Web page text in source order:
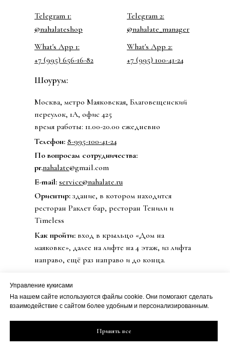
© 2020 Бренд одежды nahalate
Ориентир: здание, в котором находится
ресторан Раклет бар, ресторан Тенили и
Timeless
Шоурум:
Политика
Москва, метро Маяковская, Благовещенский
переулок, 1А, офис 425
время работы: 11.00-20.00 ежедневно
Как пройти: вход в крыльцо «Дом на
маяковке», далее на лифте на 4 этаж, из лифта
направо, ещё раз направо и до конца.
Телефон: 8-995-100-41-24
E-mail: service@nahalate.ru
По вопросам сотрудничества:
pr.nahalate@gmail.com
Telegram 1:
@nahalate_manager
Telegram 2:
@nahalateshop
What's App 1:
+7 (995) 100-41-24
What's App 2:
+7 (995) 656-16-82
ИП Петрова Дарья Сергеевна
Управление кукисами
На нашем сайте используются файлы cookie. Они помогают сделать
взаимодействие с сайтом более удобным и персонализированным.
Принять все